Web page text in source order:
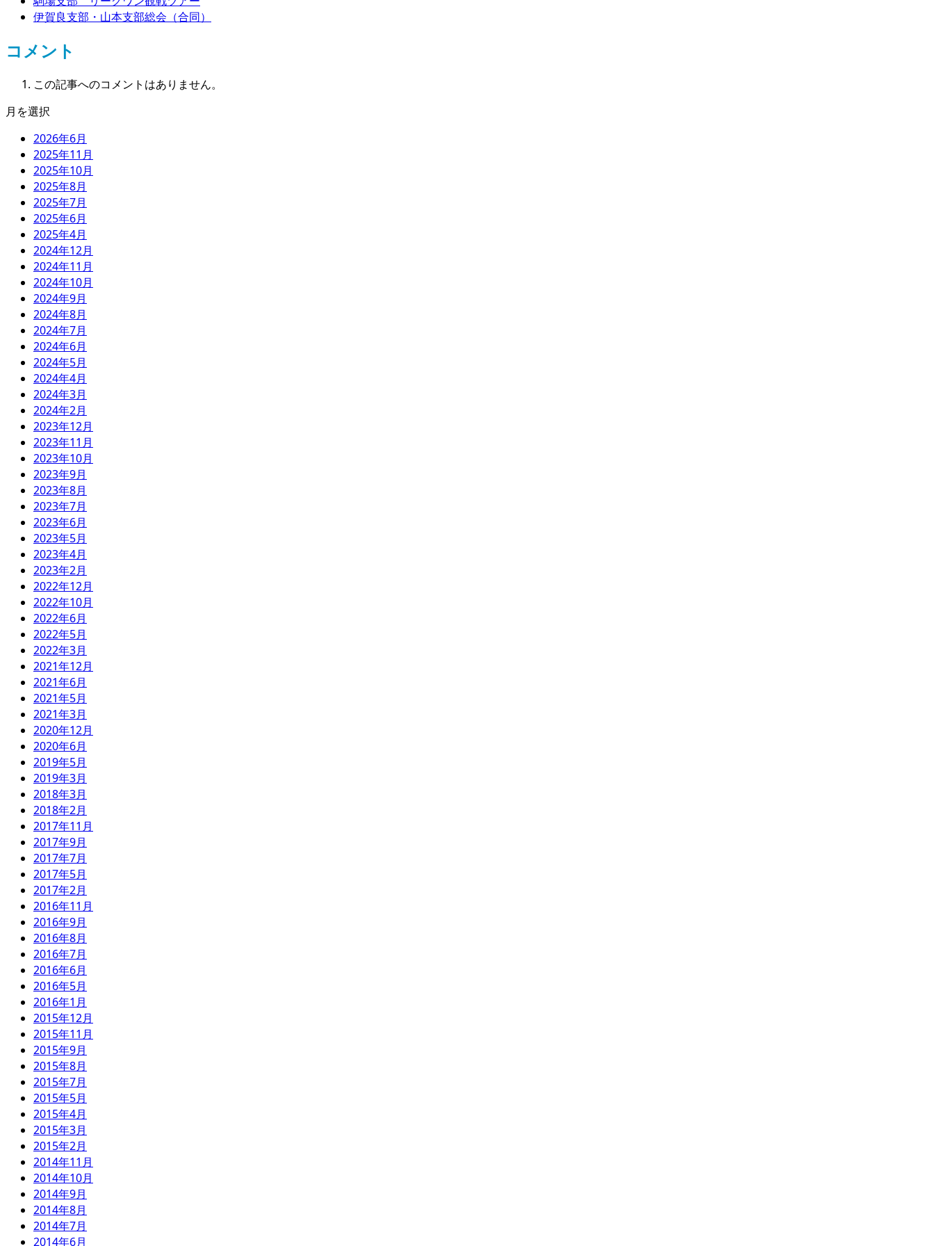
伊賀良支部・山本支部総会（合同）
コメント
この記事へのコメントはありません。
月を選択
2026年6月
2025年11月
2025年10月
2025年8月
2025年7月
2025年6月
2025年4月
2024年12月
2024年11月
2024年10月
2024年9月
2024年8月
2024年7月
2024年6月
2024年5月
2024年4月
2024年3月
2024年2月
2023年12月
2023年11月
2023年10月
2023年9月
2023年8月
2023年7月
2023年6月
2023年5月
2023年4月
2023年2月
2022年12月
2022年10月
2022年6月
2022年5月
2022年3月
2021年12月
2021年6月
2021年5月
2021年3月
2020年12月
2020年6月
2019年5月
2019年3月
2018年3月
2018年2月
2017年11月
2017年9月
2017年7月
2017年5月
2017年2月
2016年11月
2016年9月
2016年8月
2016年7月
2016年6月
2016年5月
2016年1月
2015年12月
2015年11月
2015年9月
2015年8月
2015年7月
2015年5月
2015年4月
2015年3月
2015年2月
2014年11月
2014年10月
2014年9月
2014年8月
2014年7月
2014年6月